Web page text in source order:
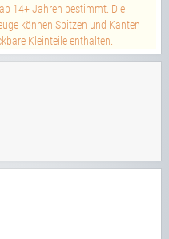
14+ Jahren bestimmt. Die
können Spitzen und Kanten
Kleinteile enthalten.